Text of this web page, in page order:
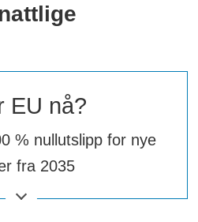
EU nå?
% nullutslipp for nye
fra 2035